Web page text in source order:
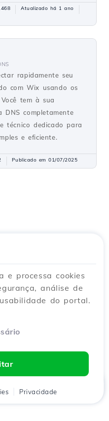
Atualizado há 1 ano
rapidamente seu
com Wix usando os
tem à sua
DNS completamente
técnico dedicado para
e eficiente.
Publicado em 01/07/2025
e processa cookies
análise de
do portal.
Privacidade
Chat